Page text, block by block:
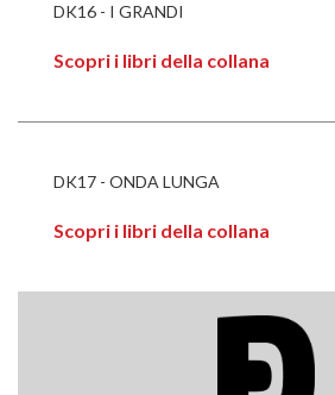
DK16 - I GRANDI
Scopri i libri della collana
DK17 - ONDA LUNGA
Scopri i libri della collana